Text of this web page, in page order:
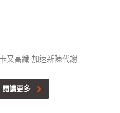
又高纖 加速新陳代謝
閱讀更多